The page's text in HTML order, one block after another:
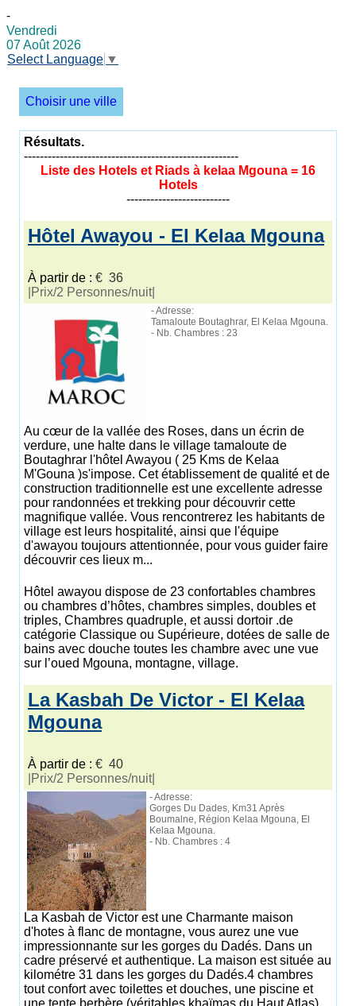
-
Vendredi
07 Août 2026
Select Language ▼
Choisir une ville
Résultats.
------------------------------------------------------
Liste des Hotels et Riads à kelaa Mgouna = 16
Hotels
--------------------------
Hôtel Awayou - El Kelaa Mgouna
À partir de : € 36
|Prix/2 Personnes/nuit|
- Adresse:
Tamaloute Boutaghrar, El Kelaa Mgouna.
- Nb. Chambres : 23
Au cœur de la vallée des Roses, dans un écrin de
verdure, une halte dans le village tamaloute de
Boutaghrar l'hôtel Awayou ( 25 Kms de Kelaa
M'Gouna )s'impose. Cet établissement de qualité et de
construction traditionnelle est une excellente adresse
pour randonnées et trekking pour découvrir cette
magnifique vallée. Vous rencontrerez les habitants de
village est leurs hospitalité, ainsi que l'équipe
d'awayou toujours attentionnée, pour vous guider faire
découvrir ces lieux m...
Hôtel awayou dispose de 23 confortables chambres
ou chambres d’hôtes, chambres simples, doubles et
triples, Chambres quadruple, et aussi dortoir .de
catégorie Classique ou Supérieure, dotées de salle de
bains avec douche toutes les chambre avec une vue
sur l’oued Mgouna, montagne, village.
La Kasbah De Victor - El Kelaa
Mgouna
À partir de : € 40
|Prix/2 Personnes/nuit|
- Adresse:
Gorges Du Dades, Km31 Après
Boumalne, Région Kelaa Mgouna, El
Kelaa Mgouna.
- Nb. Chambres : 4
La Kasbah de Victor est une Charmante maison
d'hotes à flanc de montagne, vous aurez une vue
impressionnante sur les gorges du Dadés. Dans un
cadre préservé et authentique. La maison est située au
kilométre 31 dans les gorges du Dadés.4 chambres
tout confort avec toilettes et douches, une piscine et
une tente berbère (véritables khaïmas du Haut Atlas).